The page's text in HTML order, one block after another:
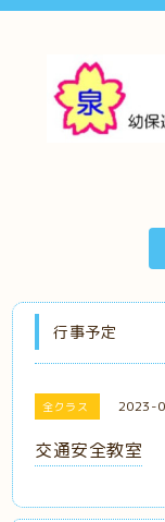
行事予定
全クラス 2023-
交通安全教室